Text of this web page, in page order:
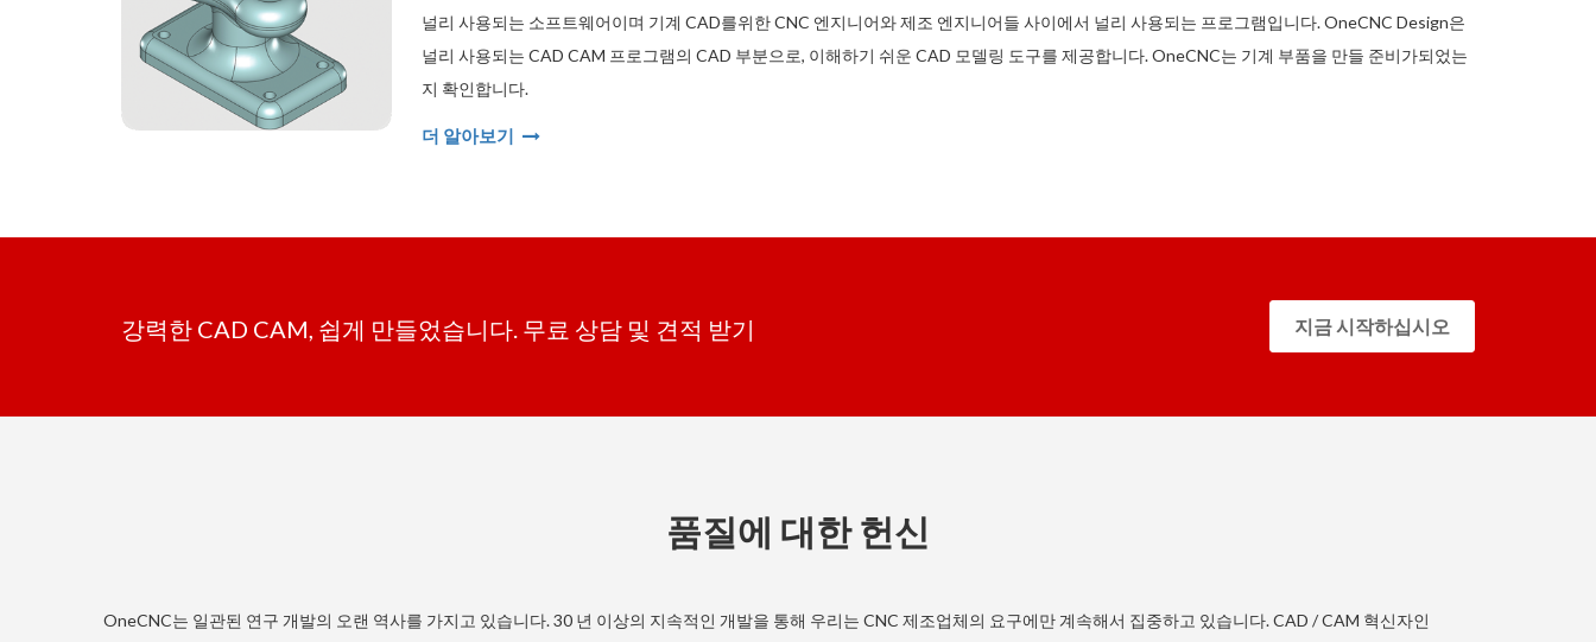
널리 사용되는 소프트웨어이며 기계 CAD를위한 CNC 엔지니어와 제조 엔지니어들 사이에서 널리 사용되는 프로그램입니다. OneCNC Design은
널리 사용되는 CAD CAM 프로그램의 CAD 부분으로, 이해하기 쉬운 CAD 모델링 도구를 제공합니다. OneCNC는 기계 부품을 만들 준비가되었는
지 확인합니다.
더 알아보기
강력한 CAD CAM, 쉽게 만들었습니다. 무료 상담 및 견적 받기 지금 시작하십시오
품질에 대한 헌신
OneCNC는 일관된 연구 개발의 오랜 역사를 가지고 있습니다. 30 년 이상의 지속적인 개발을 통해 우리는 CNC 제조업체의 요구에만 계속해서 집중하고 있습니다. CAD / CAM 혁신자인